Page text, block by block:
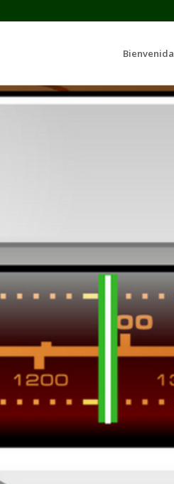
Bienvenida